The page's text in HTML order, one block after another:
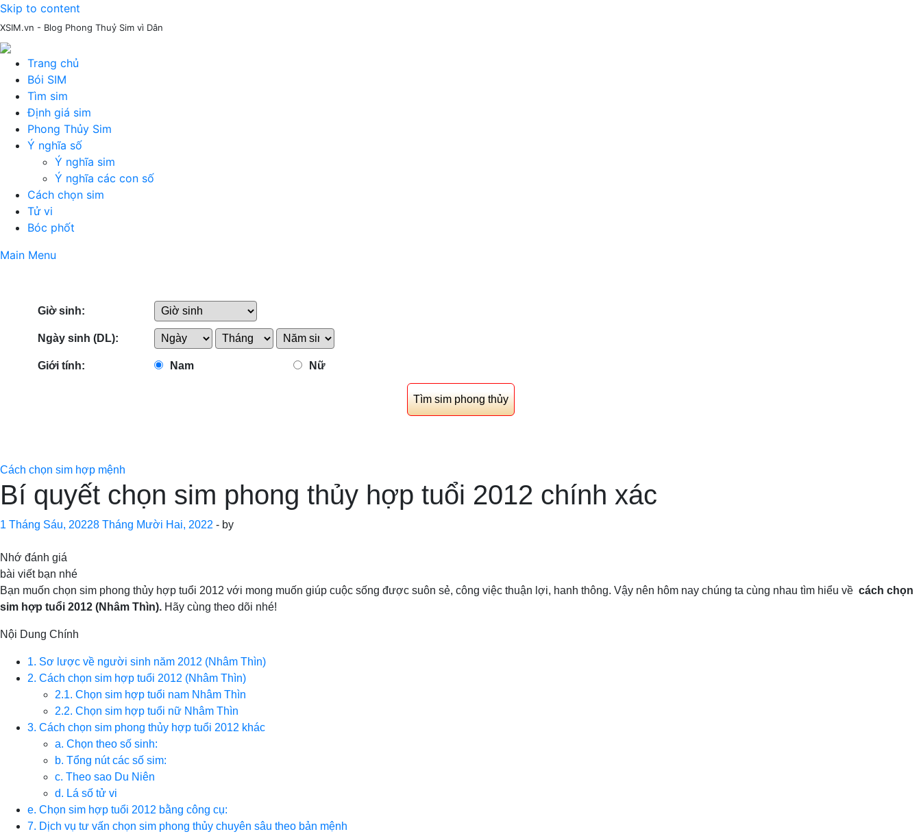
Skip to content
XSIM.vn - Blog Phong Thuỷ Sim vì Dân
Trang chủ
Bói SIM
Tìm sim
Định giá sim
Phong Thủy Sim
Ý nghĩa số
Ý nghĩa sim
Ý nghĩa các con số
Cách chọn sim
Tử vi
Bóc phốt
Main Menu
Giờ sinh:
Ngày sinh (DL):
Giới tính: Nam Nữ
Cách chọn sim hợp mệnh
Bí quyết chọn sim phong thủy hợp tuổi 2012 chính xác
1 Tháng Sáu, 20228 Tháng Mười Hai, 2022 - by
Nhớ đánh giá
bài viết bạn nhé
Bạn muốn chọn sim phong thủy hợp tuổi 2012 với mong muốn giúp cuộc sống được suôn sẻ, công việc thuận lợi, hanh thông. Vậy nên hôm nay chúng ta cùng nhau tìm hiểu về cách chọn
sim hợp tuổi 2012 (Nhâm Thìn). Hãy cùng theo dõi nhé!
Nội Dung Chính
1. Sơ lược về người sinh năm 2012 (Nhâm Thìn)
2. Cách chọn sim hợp tuổi 2012 (Nhâm Thìn)
2.1. Chọn sim hợp tuổi nam Nhâm Thìn
2.2. Chọn sim hợp tuổi nữ Nhâm Thìn
3. Cách chọn sim phong thủy hợp tuổi 2012 khác
a. Chọn theo số sinh:
b. Tổng nút các số sim:
c. Theo sao Du Niên
d. Lá số tử vi
e. Chọn sim hợp tuổi 2012 bằng công cụ:
7. Dịch vụ tư vấn chọn sim phong thủy chuyên sâu theo bản mệnh